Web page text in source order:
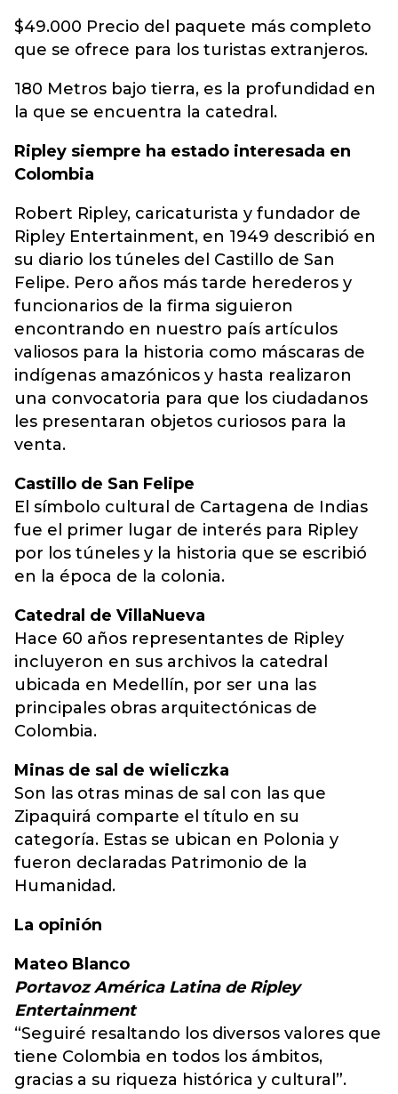
$49.000 Precio del paquete más completo
que se ofrece para los turistas extranjeros.
180 Metros bajo tierra, es la profundidad en
la que se encuentra la catedral.
Ripley siempre ha estado interesada en
Colombia
Robert Ripley, caricaturista y fundador de
Ripley Entertainment, en 1949 describió en
su diario los túneles del Castillo de San
Felipe. Pero años más tarde herederos y
funcionarios de la firma siguieron
encontrando en nuestro país artículos
valiosos para la historia como máscaras de
indígenas amazónicos y hasta realizaron
una convocatoria para que los ciudadanos
les presentaran objetos curiosos para la
venta.
Castillo de San Felipe
El símbolo cultural de Cartagena de Indias
fue el primer lugar de interés para Ripley
por los túneles y la historia que se escribió
en la época de la colonia.
Catedral de VillaNueva
Hace 60 años representantes de Ripley
incluyeron en sus archivos la catedral
ubicada en Medellín, por ser una las
principales obras arquitectónicas de
Colombia.
Minas de sal de wieliczka
Son las otras minas de sal con las que
Zipaquirá comparte el título en su
categoría. Estas se ubican en Polonia y
fueron declaradas Patrimonio de la
Humanidad.
La opinión
Mateo Blanco
Portavoz América Latina de Ripley
Entertainment
“Seguiré resaltando los diversos valores que
tiene Colombia en todos los ámbitos,
gracias a su riqueza histórica y cultural”.